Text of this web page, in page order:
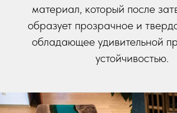
материал, который после
образует прозрачное и
обладающее удивительной
устойчивостью.